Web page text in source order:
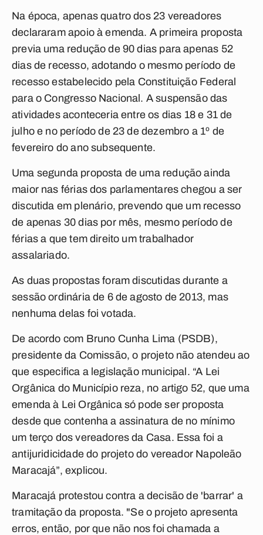
Na época, apenas quatro dos 23 vereadores
declararam apoio à emenda. A primeira proposta
previa uma redução de 90 dias para apenas 52
dias de recesso, adotando o mesmo período de
recesso estabelecido pela Constituição Federal
para o Congresso Nacional. A suspensão das
atividades aconteceria entre os dias 18 e 31 de
julho e no período de 23 de dezembro a 1º de
fevereiro do ano subsequente.
Uma segunda proposta de uma redução ainda
maior nas férias dos parlamentares chegou a ser
discutida em plenário, prevendo que um recesso
de apenas 30 dias por mês, mesmo período de
férias a que tem direito um trabalhador
assalariado.
As duas propostas foram discutidas durante a
sessão ordinária de 6 de agosto de 2013, mas
nenhuma delas foi votada.
De acordo com Bruno Cunha Lima (PSDB),
presidente da Comissão, o projeto não atendeu ao
que especifica a legislação municipal. “A Lei
Orgânica do Município reza, no artigo 52, que uma
emenda à Lei Orgânica só pode ser proposta
desde que contenha a assinatura de no mínimo
um terço dos vereadores da Casa. Essa foi a
antijuridicidade do projeto do vereador Napoleão
Maracajá”, explicou.
Maracajá protestou contra a decisão de 'barrar' a
tramitação da proposta. "Se o projeto apresenta
erros, então, por que não nos foi chamada a